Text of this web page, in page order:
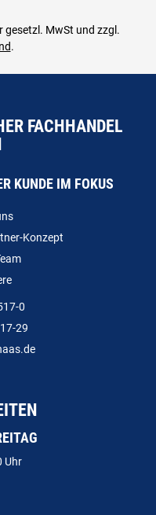
gesetzl. MwSt und zzgl.
.
FACHHANDEL
KUNDE IM FOKUS
Konzept
0
29
Uhr